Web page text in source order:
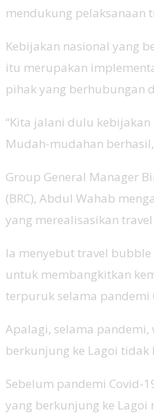
mendukung pelaksanaan
Kebijakan nasional yang
itu merupakan
pihak yang berhubungan
“Kita jalani dulu
Mudah-mudahan
Group General Manager
(BRC), Abdul Wahab
yang merealisasikan
Ia menyebut travel
untuk membangkitkan
terpuruk selama pandemi
Apalagi, selama
berkunjung ke Lagoi tidak
Sebelum pandemi Covid-
yang berkunjung ke Lagoi